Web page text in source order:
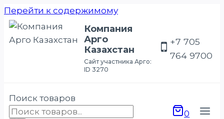
Перейти к содержимому
Компания
Арго
Казахстан
Сайт участника Арго:
ID 3270
+7 705
764 9700
Поиск товаров
0